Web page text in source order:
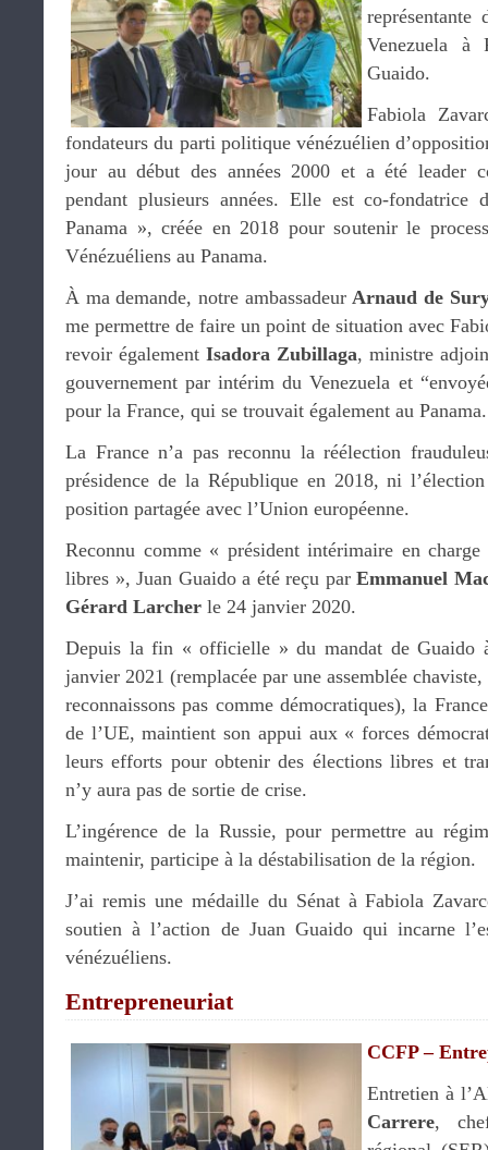
représentante
Venezuela à
Guaido.
Fabiola
fondateurs du parti politique vénézuélien
jour au début des années 2000 et a été leader
pendant plusieurs années. Elle est co-
Panama », créée en 2018 pour soutenir le
Vénézuéliens au Panama.
À ma demande, notre ambassadeurArnaud de
me permettre de faire un point de situation avec
revoir également Isadora Zubillaga, ministre
gouvernement par intérim du Venezuela et
pour la France, qui se trouvait également au Panama.
La France n’a pas reconnu la réélection
présidence de la République en 2018, ni
position partagée avec l’Union européenne.
Reconnu comme « président intérimaire en charge
libres », Juan Guaido a été reçu parEmmanuel
Gérard Larcher le 24 janvier 2020.
Depuis la fin « officielle » du mandat de Guaido
janvier 2021 (remplacée par une assemblée
reconnaissons pas comme démocratiques), la
de l’UE, maintient son appui aux « forces
leurs efforts pour obtenir des élections libres et
n’y aura pas de sortie de crise.
L’ingérence de la Russie, pour permettre au
maintenir, participe à la déstabilisation de la région.
J’ai remis une médaille du Sénat à Fabiola
soutien à l’action de Juan Guaido qui incarne
vénézuéliens.
Entrepreneuriat
CCFP –
Entretien à
Carrere,